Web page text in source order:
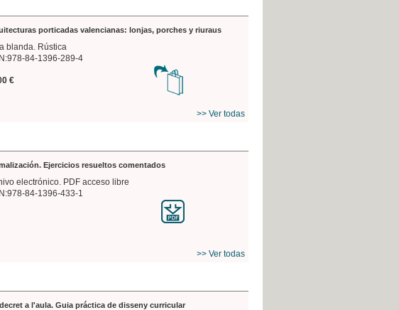
porticadas valencianas: lonjas, porches y riuraus
blanda. Rústica
84-1396-289-4
€
>> Ver todas
Ejercicios resueltos comentados
electrónico. PDF acceso libre
84-1396-433-1
>> Ver todas
a l'aula. Guia práctica de disseny curricular